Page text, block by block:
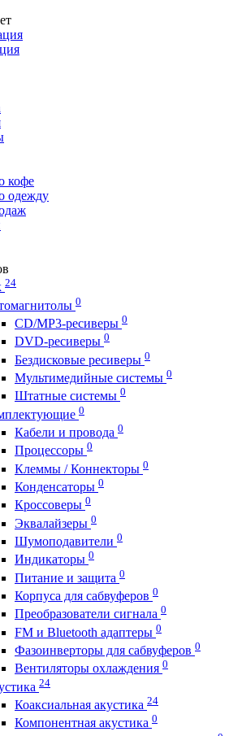
кофе
одежду
24
0
CD/MP3-ресиверы 0
DVD-ресиверы 0
Бездисковые ресиверы 0
Мультимедийные системы 0
Штатные системы 0
0
Кабели и провода 0
Процессоры 0
Клеммы / Коннекторы 0
Конденсаторы 0
Кроссоверы 0
Эквалайзеры 0
Шумоподавители 0
Индикаторы 0
Питание и защита 0
Корпуса для сабвуферов 0
Преобразователи сигнала 0
FM и Bluetooth адаптеры 0
Фазоинверторы для сабвуферов 0
Вентиляторы охлаждения 0
24
Коаксиальная акустика 24
Компонентная акустика 0